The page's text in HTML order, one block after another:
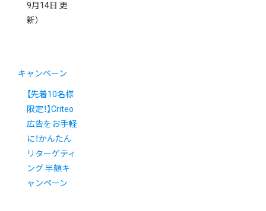
9月14日 更
新）
キャンペーン
【先着10名様
限定！】Criteo
広告をお手軽
に！かんたん
リターゲティ
ング 半額キ
ャンペーン